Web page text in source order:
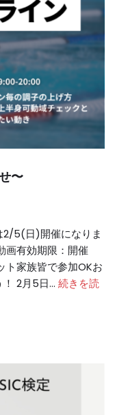
〜
2/5(日)開催になりま
画有効期限：開催
ト家族皆で参加OKお
！ 2月5日… 続きを読